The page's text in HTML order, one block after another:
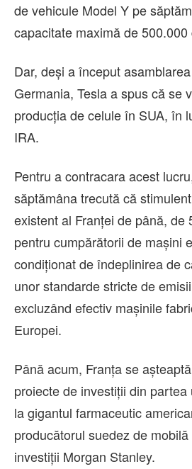
de vehicule Model Y pe
capacitate maximă de
Dar, deşi a început
Germania, Tesla a spus că se
producţia de celule în SUA, în
IRA.
Pentru a contracara acest
săptămâna trecută că
existent al Franţei de până, de
pentru cumpărătorii de maşini
condiţionat de îndeplinirea de
unor standarde stricte de
excluzând efectiv maşinile
Europei.
Până acum, Franţa se
proiecte de investiţii din
la gigantul farmaceutic
producătorul suedez de
investiţii Morgan Stanley.